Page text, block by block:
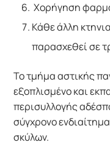
Χορήγηση
Κάθε άλλη
παρασχεθεί σε
Το τμήμα αστικής
εξοπλισμένο και
περισυλλογής
σύγχρονο
σκύλων.